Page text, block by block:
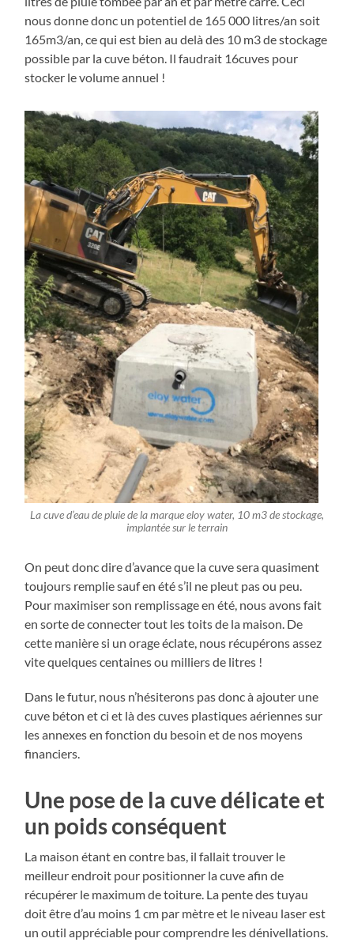
nous donne donc un potentiel de 165 000 litres/an soit
165m3/an, ce qui est bien au delà des 10 m3 de stockage
possible par la cuve béton. Il faudrait 16cuves pour
stocker le volume annuel !
La cuve d’eau de pluie de la marque eloy water, 10 m3 de stockage,
implantée sur le terrain
On peut donc dire d’avance que la cuve sera quasiment
toujours remplie sauf en été s’il ne pleut pas ou peu.
Pour maximiser son remplissage en été, nous avons fait
en sorte de connecter tout les toits de la maison. De
cette manière si un orage éclate, nous récupérons assez
vite quelques centaines ou milliers de litres !
Dans le futur, nous n’hésiterons pas donc à ajouter une
cuve béton et ci et là des cuves plastiques aériennes sur
les annexes en fonction du besoin et de nos moyens
financiers.
Une pose de la cuve délicate et
un poids conséquent
La maison étant en contre bas, il fallait trouver le
meilleur endroit pour positionner la cuve afin de
récupérer le maximum de toiture. La pente des tuyau
doit être d’au moins 1 cm par mètre et le niveau laser est
un outil appréciable pour comprendre les dénivellations.